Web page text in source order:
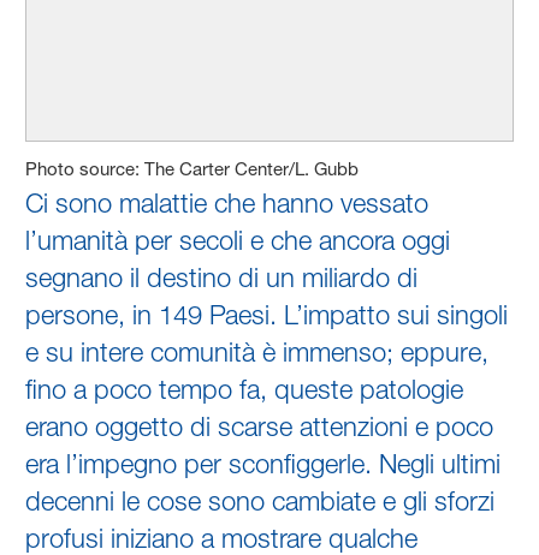
Photo source: The Carter Center/L. Gubb
Ci sono malattie che hanno vessato
l’umanità per secoli e che ancora oggi
segnano il destino di un miliardo di
persone, in 149 Paesi. L’impatto sui singoli
e su intere comunità è immenso; eppure,
fino a poco tempo fa, queste patologie
erano oggetto di scarse attenzioni e poco
era l’impegno per sconfiggerle. Negli ultimi
decenni le cose sono cambiate e gli sforzi
profusi iniziano a mostrare qualche